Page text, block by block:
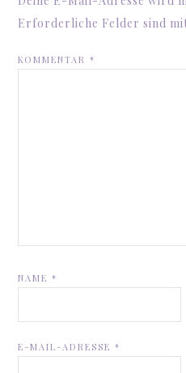
Erforderliche Felder sind
KOMMENTAR*
NAME*
E-MAIL-ADRESSE*